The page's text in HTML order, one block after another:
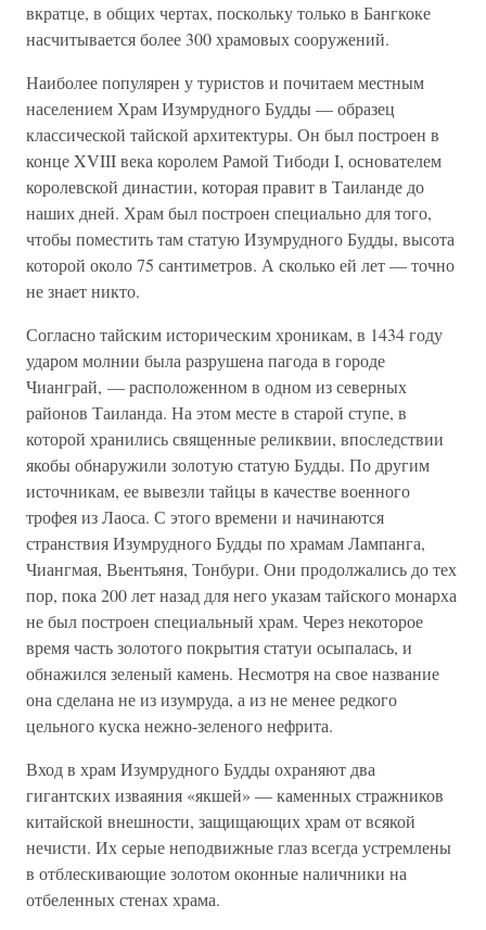
вкратце, в общих чертах, поскольку только в Бангкоке
насчитывается более 300 храмовых сооружений.
Наиболее популярен у туристов и почитаем местным
населением Храм Изумрудного Будды — образец
классической тайской архитектуры. Он был построен в
конце XVIII века королем Рамой Тибоди I, основателем
королевской династии, которая правит в Таиланде до
наших дней. Храм был построен специально для того,
чтобы поместить там статую Изумрудного Будды, высота
которой около 75 сантиметров. А сколько ей лет — точно
не знает никто.
Согласно тайским историческим хроникам, в 1434 году
ударом молнии была разрушена пагода в городе
Чианграй, — расположенном в одном из северных
районов Таиланда. На этом месте в старой ступе, в
которой хранились священные реликвии, впоследствии
якобы обнаружили золотую статую Будды. По другим
источникам, ее вывезли тайцы в качестве военного
трофея из Лаоса. С этого времени и начинаются
странствия Изумрудного Будды по храмам Лампанга,
Чиангмая, Вьентьяня, Тонбури. Они продолжались до тех
пор, пока 200 лет назад для него указам тайского монарха
не был построен специальный храм. Через некоторое
время часть золотого покрытия статуи осыпалась, и
обнажился зеленый камень. Несмотря на свое название
она сделана не из изумруда, а из не менее редкого
цельного куска нежно-зеленого нефрита.
Вход в храм Изумрудного Будды охраняют два
гигантских изваяния «якшей» — каменных стражников
китайской внешности, защищающих храм от всякой
нечисти. Их серые неподвижные глаз всегда устремлены
в отблескивающие золотом оконные наличники на
отбеленных стенах храма.